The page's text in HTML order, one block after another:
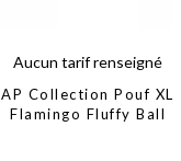
Aucun tarif renseigné
AP Collection Pouf XL
Flamingo Fluffy Ball